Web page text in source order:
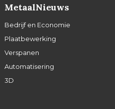
MetaalNieuws
Bedrijf en Economie
Plaatbewerking
Verspanen
Automatisering
3D